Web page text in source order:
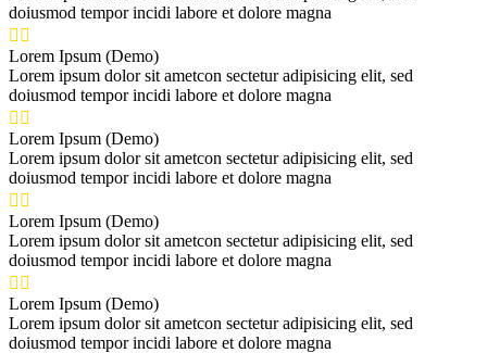
doiusmod tempor incidi labore et dolore magna
 
Lorem Ipsum (Demo)
Lorem ipsum dolor sit ametcon sectetur adipisicing elit, sed
doiusmod tempor incidi labore et dolore magna
 
Lorem Ipsum (Demo)
Lorem ipsum dolor sit ametcon sectetur adipisicing elit, sed
doiusmod tempor incidi labore et dolore magna
 
Lorem Ipsum (Demo)
Lorem ipsum dolor sit ametcon sectetur adipisicing elit, sed
doiusmod tempor incidi labore et dolore magna
 
Lorem Ipsum (Demo)
Lorem ipsum dolor sit ametcon sectetur adipisicing elit, sed
doiusmod tempor incidi labore et dolore magna